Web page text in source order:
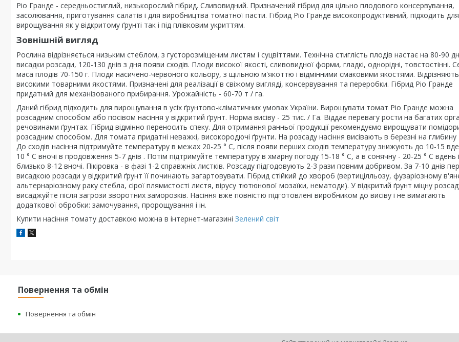
Ріо Гранде - середньостиглий, низькорослий гібрид. Сливовидний. Призначений гібрид для цільно плодового консервування,
засолювання, приготування салатів і для виробництва томатної пасти. Гібрид Ріо Гранде високопродуктивний, підходить для
вирощування як у відкритому ґрунті так і під плівковим укриттям.
Зовнішній вигляд
Рослина відрізняється низьким стеблом, з густорозміщеним листям і суцвіттями. Технічна стиглість плодів настає на 80-90
висадки розсади, 120-130 днів з дня появи сходів. Плоди високої якості, сливовидної форми, гладкі, однорідні, товстостінні.
маса плодів 70-150 г. Плоди насичено-червоного кольору, з щільною м'якоттю і відмінними смаковими якостями.
високими товарними якостями. Призначені для реалізації в свіжому вигляді, консервування та переробки. Гібрид Ріо Гранде
придатний для механізованого прибирання. Урожайність - 60-70 т / га.
Даний гібрид підходить для вирощування в усіх ґрунтово-кліматичних умовах України. Вирощувати томат Ріо Гранде можна
розсадним способом або посівом насіння у відкритий ґрунт. Норма висіву - 25 тис. / Га. Віддає перевагу рости на багатих
речовинами ґрунтах. Гібрид відмінно переносить спеку. Для отримання ранньої продукції рекомендуємо вирощувати
розсадним способом. Для томата придатні неважкі, високородючі ґрунти. На розсаду насіння висівають в березні на глибину
До сходів насіння підтримуйте температуру в межах 20-25 ° С, після появи перших сходів температуру знижують до 10-15
10 ° С вночі в продовження 5-7 днів . Потім підтримуйте температуру в хмарну погоду 15-18 ° С, а в сонячну - 20-25 ° С вдень і
близько 8-12 вночі. Пікіровка - в фазі 1-2 справжніх листків. Розсаду підгодовують 2-3 рази повним добривом. За 7-10 днів
висадкою розсади у відкритий ґрунт її починають загартовувати. Гібрид стійкий до хвороб (вepтицілльозу, фузapіoзному
альтернаріозному раку стебла, сірої плямистості листя, вірусу тютюнової мозаїки, нематоди). У відкритий ґрунт міцну
висаджуйте після загрози зворотних заморозків. Насіння вже повністю підготовлені виробником до висіву і не вимагають
додаткової обробки: замочування, пророщування і ін.
Купити насіння томату доставкою можна в інтернет-магазині Зелений світ
Повернення та обмін
Повернення та обмін